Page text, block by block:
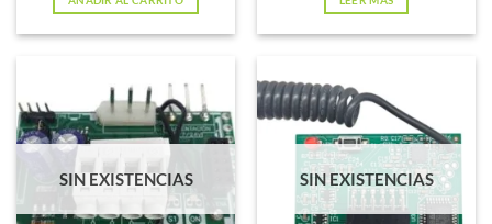
49,61 €.37,20 €.
SIN EXISTENCIAS SIN EXISTENCIAS